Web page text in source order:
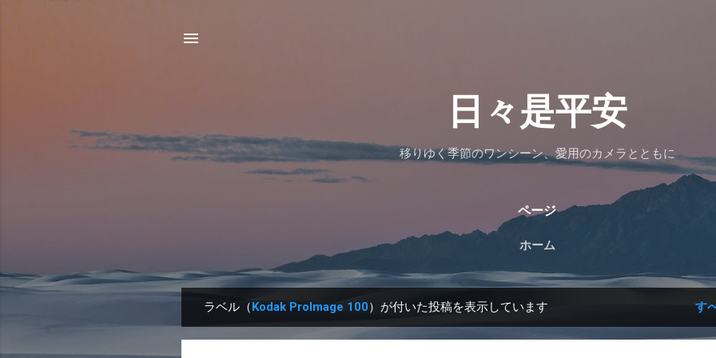
日々是平安
移りゆく季節のワンシーン、愛用のカメラとともに
ページ
ホーム
稿
ラベル（Kodak ProImage 100）が付いた投稿を表示しています す